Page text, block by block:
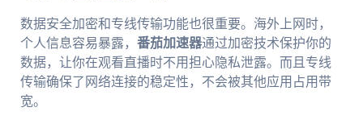
数据安全加密和专线传输功能也很重要。海外上网时，
个人信息容易暴露， 番茄加速器通过加密技术保护你的
数据，让你在观看直播时不用担心隐私泄露。而且专线
传输确保了网络连接的稳定性，不会被其他应用占用带
宽。